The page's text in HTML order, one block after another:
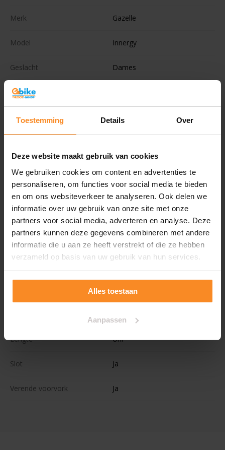
Toestemming Details Over
Deze website maakt gebruik van cookies
We gebruiken cookies om content en advertenties te
personaliseren, om functies voor social media te bieden
en om ons websiteverkeer te analyseren. Ook delen we
informatie over uw gebruik van onze site met onze
partners voor social media, adverteren en analyse. Deze
partners kunnen deze gegevens combineren met andere
informatie die u aan ze heeft verstrekt of die ze hebben
verzameld op basis van uw gebruik van hun services.
Alles toestaan
Aanpassen
Merk Gazelle
Model Innergy
Geslacht Dames
Framemaat
Accu positie
Versnellingen
Ondersteuningsstanden
Wielmaat
Nee
Lengte Uni
Slot Ja
Verende voorvork Ja